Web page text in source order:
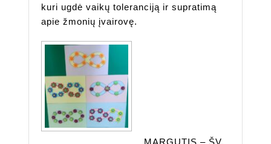
kuri ugdė vaikų toleranciją ir supratimą
apie žmonių įvairovę.
MARGUTIS – ŠV.